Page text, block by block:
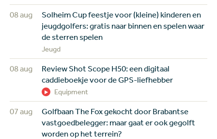
08 aug
Solheim Cup feestje voor (kleine) kinderen en
jeugdgolfers: gratis naar binnen en spelen waar
de sterren spelen
Jeugd
08 aug
Review Shot Scope H50: een digitaal
caddieboekje voor de GPS-liefhebber
Equipment
07 aug
Golfbaan The Fox gekocht door Brabantse
vastgoedbelegger: maar gaat er ook gegolft
worden op het terrein?